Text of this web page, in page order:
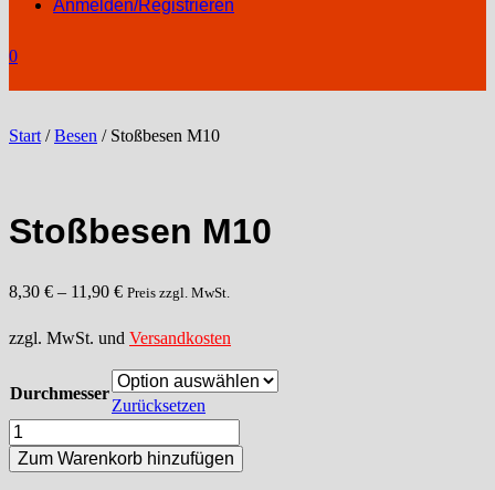
Anmelden/Registrieren
0
Start /Besen / Stoßbesen M10
Stoßbesen M10
8,30 € – 11,90 € Preis zzgl. MwSt.
zzgl. MwSt. und Versandkosten
Durchmesser
Zurücksetzen
Stoßbesen
M10
Menge
Zum Warenkorb hinzufügen